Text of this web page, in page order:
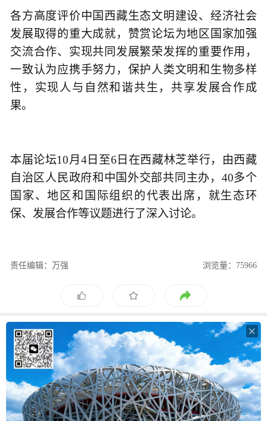
各方高度评价中国西藏生态文明建设、经济社会
发展取得的重大成就，赞赏论坛为地区国家加强
交流合作、实现共同发展繁荣发挥的重要作用，
一致认为应携手努力，保护人类文明和生物多样
性，实现人与自然和谐共生，共享发展合作成
果。
本届论坛10月4日至6日在西藏林芝举行，由西藏
自治区人民政府和中国外交部共同主办，40多个
国家、地区和国际组织的代表出席，就生态环
保、发展合作等议题进行了深入讨论。
责任编辑：万强 浏览量：75966
